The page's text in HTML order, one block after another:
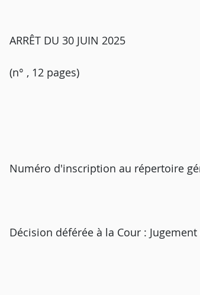
ARRÊT DU 30 JUIN 2025
(n° , 12 pages)
Numéro d'inscription au répertoire
Décision déférée à la Cour :